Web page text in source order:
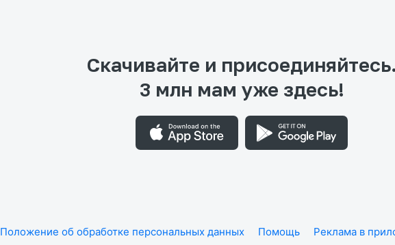
Скачивайте и присоединяйтесь.
3 млн мам уже здесь!
Положение об обработке персональных данных Помощь Реклама в